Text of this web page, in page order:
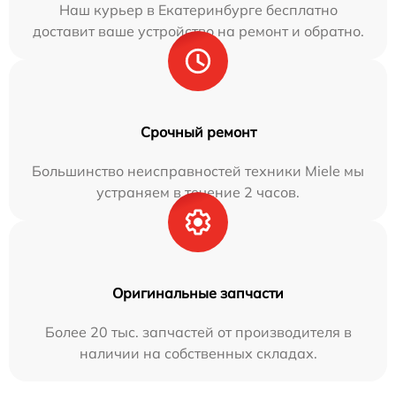
Наш курьер в Екатеринбурге бесплатно
доставит ваше устройство на ремонт и обратно.
Срочный ремонт
Большинство неисправностей техники Miele мы
устраняем в течение 2 часов.
Оригинальные запчасти
Более 20 тыс. запчастей от производителя в
наличии на собственных складах.